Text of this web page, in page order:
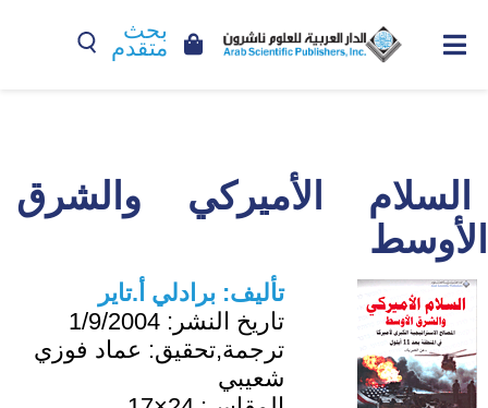
بحث
متقدم
السلام الأميركي والشرق
الأوسط
تأليف: برادلي أ.تاير
تاريخ النشر: 1/9/2004
ترجمة,تحقيق: عماد فوزي
شعيبي